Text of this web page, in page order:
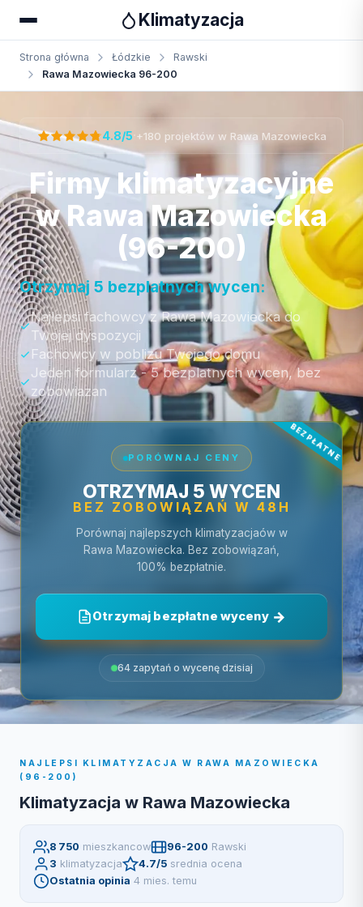
Klimatyzacja
Strona główna Łódzkie
Rawski
Rawa Mazowiecka 96-200
Otrzymaj bezpłatną wycenę
4.8/5 +180 projektów w Rawa Mazowiecka
Firmy klimatyzacyjne
w Rawa Mazowiecka
(96-200)
Otrzymaj 5 bezplatnych wycen:
Najlepsi fachowcy z Rawa Mazowiecka do
Twojej dyspozycji
Fachowcy w poblizu Twojego domu
Jeden formularz - 5 bezplatnych wycen, bez
zobowiazan
PORÓWNAJ CENY
OTRZYMAJ 5 WYCEN
BEZ ZOBOWIĄZAŃ W 48H
Porównaj najlepszych klimatyzacjaów w
Rawa Mazowiecka. Bez zobowiązań,
100% bezpłatnie.
Otrzymaj bezpłatne wyceny
64 zapytań o wycenę dzisiaj
NAJLEPSI KLIMATYZACJA W RAWA MAZOWIECKA
(96-200)
Klimatyzacja w Rawa Mazowiecka
8 750 mieszkancow 96-200 Rawski
3 klimatyzacja 4.7/5 srednia ocena
Ostatnia opinia 4 mies. temu